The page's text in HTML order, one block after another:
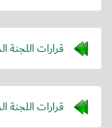
قرارات اللجنة
قرارات اللجنة